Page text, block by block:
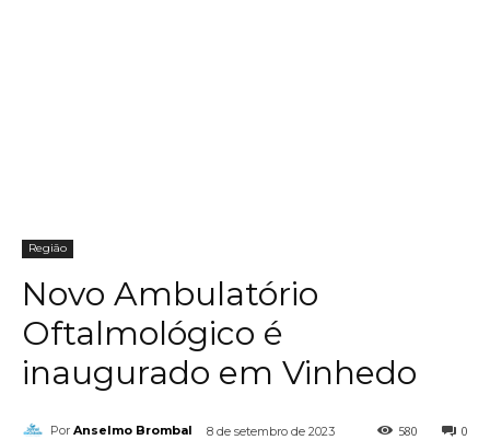
Região
Novo Ambulatório
Oftalmológico é
inaugurado em Vinhedo
Por Anselmo Brombal 8 de setembro de 2023 0
580